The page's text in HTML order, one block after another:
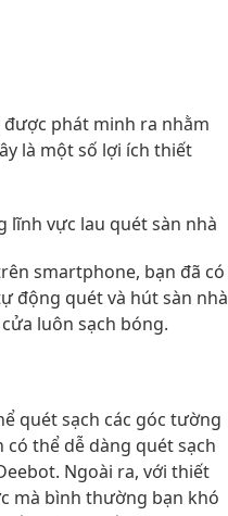
phát minh ra nhằm
là một số lợi ích thiết
lĩnh vực lau quét sàn nhà
smartphone, bạn đã có
động quét và hút sàn nhà
luôn sạch bóng.
quét sạch các góc tường
thể dễ dàng quét sạch
Ngoài ra, với thiết
mà bình thường bạn khó